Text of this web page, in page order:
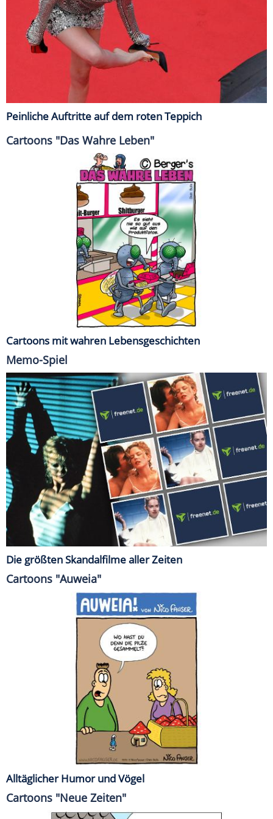
Peinliche Auftritte auf dem roten Teppich
Cartoons "Das Wahre Leben"
Cartoons mit wahren Lebensgeschichten
Memo-Spiel
Die größten Skandalfilme aller Zeiten
Cartoons "Auweia"
Alltäglicher Humor und Vögel
Cartoons "Neue Zeiten"